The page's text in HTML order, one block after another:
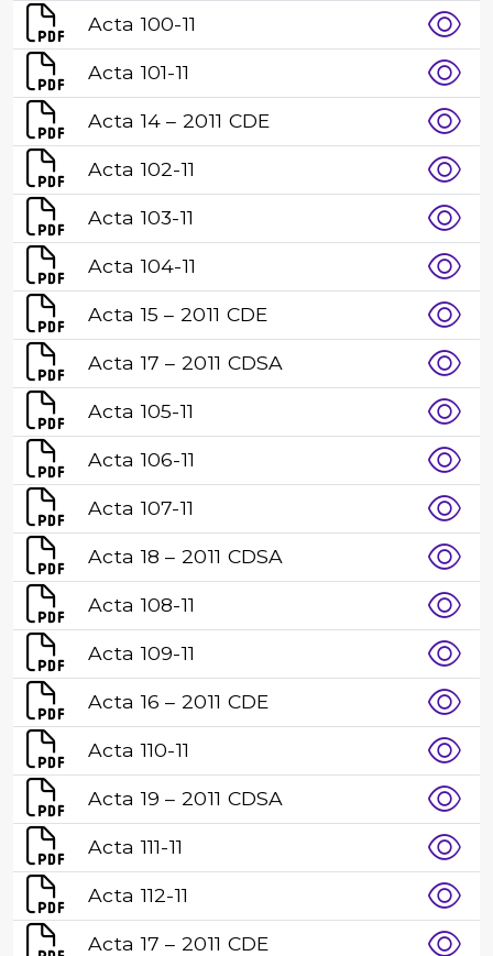
Acta 100-11
Acta 101-11
Acta 14 – 2011 CDE
Acta 102-11
Acta 103-11
Acta 104-11
Acta 15 – 2011 CDE
Acta 17 – 2011 CDSA
Acta 105-11
Acta 106-11
Acta 107-11
Acta 18 – 2011 CDSA
Acta 108-11
Acta 109-11
Acta 16 – 2011 CDE
Acta 110-11
Acta 19 – 2011 CDSA
Acta 111-11
Acta 112-11
Acta 17 – 2011 CDE